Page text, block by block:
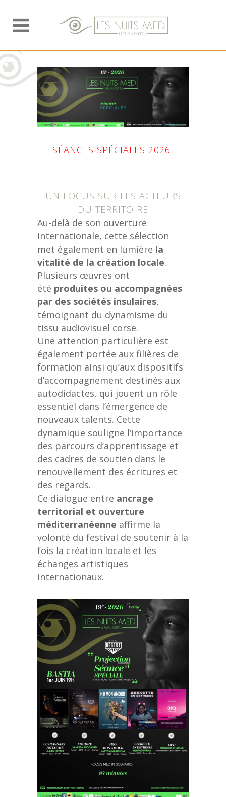
SÉANCES SPÉCIALES 2026
UN FOCUS SUR LES ACTEURS
DU TERRITOIRE
Au-delà de son ouverture
internationale, cette sélection
met également en lumière la
vitalité de la création locale.
Plusieurs œuvres ont
été produites ou accompagnées
par des sociétés insulaires,
témoignant du dynamisme du
tissu audiovisuel corse.
Une attention particulière est
également portée aux filières de
formation ainsi qu’aux dispositifs
d’accompagnement destinés aux
autodidactes, qui jouent un rôle
essentiel dans l’émergence de
nouveaux talents. Cette
dynamique souligne l’importance
des parcours d’apprentissage et
des cadres de soutien dans le
renouvellement des écritures et
des regards.
Ce dialogue entre ancrage
territorial et ouverture
méditerranéenne affirme la
volonté du festival de soutenir à la
fois la création locale et les
échanges artistiques
internationaux.